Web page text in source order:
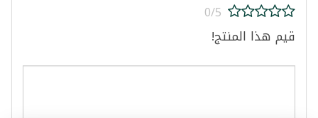
0/5
قيم هذا المنتج!